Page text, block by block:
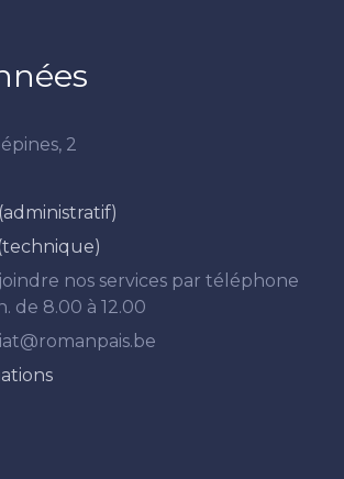
2
nos services par téléphone
de 8.00 à 12.00